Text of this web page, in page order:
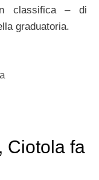
classifica – di
graduatoria.
Ciotola fa